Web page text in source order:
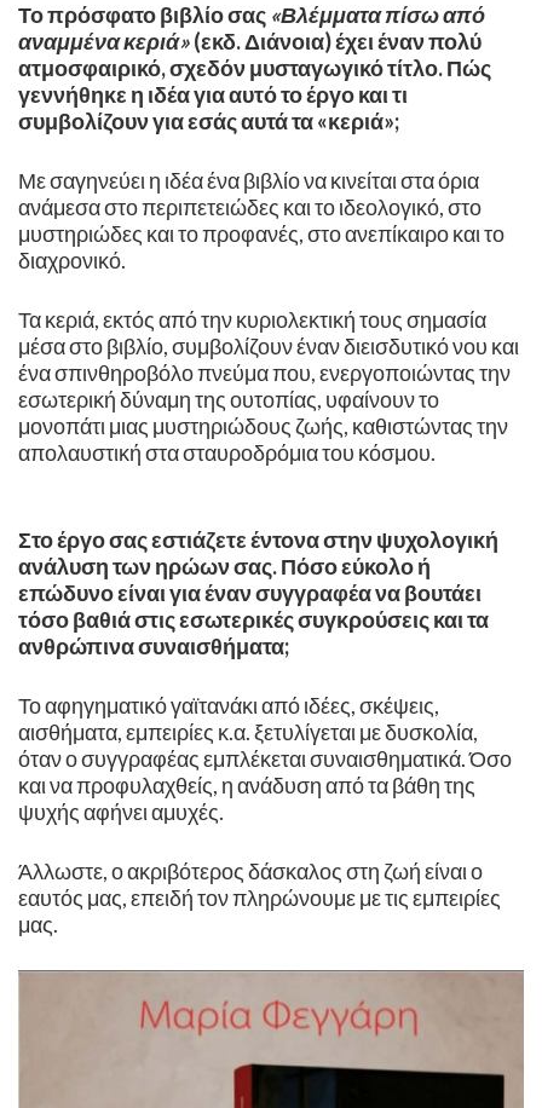
Το πρόσφατο βιβλίο σας «Βλέμματα πίσω από
αναμμένα κεριά»(εκδ. Διάνοια) έχει έναν πολύ
ατμοσφαιρικό, σχεδόν μυσταγωγικό τίτλο. Πώς
γεννήθηκε η ιδέα για αυτό το έργο και τι
συμβολίζουν για εσάς αυτά τα «κεριά»;
Με σαγηνεύει η ιδέα ένα βιβλίο να κινείται στα όρια
ανάμεσα στο περιπετειώδες και το ιδεολογικό, στο
μυστηριώδες και το προφανές, στο ανεπίκαιρο και το
διαχρονικό.
Τα κεριά, εκτός από την κυριολεκτική τους σημασία
μέσα στο βιβλίο, συμβολίζουν έναν διεισδυτικό νου και
ένα σπινθηροβόλο πνεύμα που, ενεργοποιώντας την
εσωτερική δύναμη της ουτοπίας, υφαίνουν το
μονοπάτι μιας μυστηριώδους ζωής, καθιστώντας την
απολαυστική στα σταυροδρόμια του κόσμου.
Στο έργο σας εστιάζετε έντονα στην ψυχολογική
ανάλυση των ηρώων σας. Πόσο εύκολο ή
επώδυνο είναι για έναν συγγραφέα να βουτάει
τόσο βαθιά στις εσωτερικές συγκρούσεις και τα
ανθρώπινα συναισθήματα;
Το αφηγηματικό γαϊτανάκι από ιδέες, σκέψεις,
αισθήματα, εμπειρίες κ.α. ξετυλίγεται με δυσκολία,
όταν ο συγγραφέας εμπλέκεται συναισθηματικά. Όσο
και να προφυλαχθείς, η ανάδυση από τα βάθη της
ψυχής αφήνει αμυχές.
Άλλωστε, ο ακριβότερος δάσκαλος στη ζωή είναι ο
εαυτός μας, επειδή τον πληρώνουμε με τις εμπειρίες
μας.